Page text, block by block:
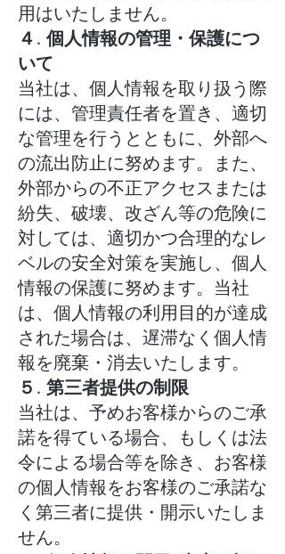
用はいたしません。
４. 個人情報の管理・保護につ
いて
当社は、個人情報を取り扱う際
には、管理責任者を置き、適切
な管理を行うとともに、外部へ
の流出防止に努めます。また、
外部からの不正アクセスまたは
紛失、破壊、改ざん等の危険に
対しては、適切かつ合理的なレ
ベルの安全対策を実施し、個人
情報の保護に努めます。当社
は、個人情報の利用目的が達成
された場合は、遅滞なく個人情
報を廃棄・消去いたします。
５. 第三者提供の制限
当社は、予めお客様からのご承
諾を得ている場合、もしくは法
令による場合等を除き、お客様
の個人情報をお客様のご承諾な
く第三者に提供・開示いたしま
せん。